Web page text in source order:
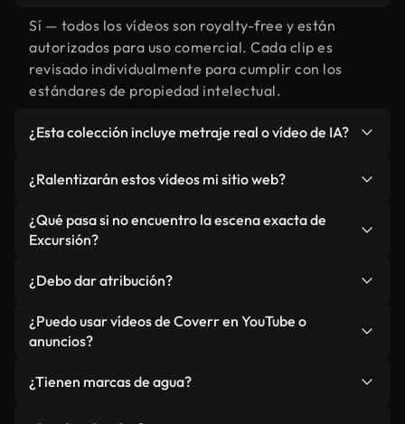
Sí — todos los vídeos son royalty-free y están
autorizados para uso comercial. Cada clip es
revisado individualmente para cumplir con los
estándares de propiedad intelectual.
¿Esta colección incluye metraje real o vídeo de IA?
relacionado con Excursión y vídeos generados por
IA. Todo está claramente etiquetado.
¿Ralentizarán estos vídeos mi sitio web?
No si selecciona nuestras versiones optimizadas
para web, diseñadas específicamente para uso de
métricas como LCP.
¿Qué pasa si no encuentro la escena exacta de
Excursión?
Studio. Describe la escena, como "Excursión al
atardecer", y la IA la generará en segundos
conforme a nuestros estándares.
¿Debo dar atribución?
No es necesario. Todos los vídeos en nuestra
biblioteca son royalty-free, aunque siempre se
¿Puedo usar vídeos de Coverr en YouTube o
anuncios?
monetizados y anuncios, siempre que no se
¿Tienen marcas de agua?